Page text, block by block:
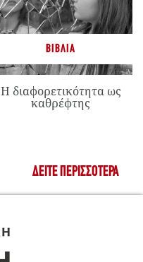
ΒΙΒΛΊΑ
Η διαφορετικότητα ως
καθρέφτης
ΔΕΊΤΕ ΠΕΡΙΣΣΌΤΕΡΑ